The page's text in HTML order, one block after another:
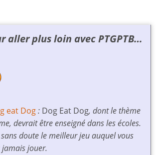
aller plus loin avec PTGPTB…
eat Dog: Dog Eat Dog, dont le thème
devrait être enseigné dans les écoles.
sans doute le meilleur jeu auquel vous
jouer.